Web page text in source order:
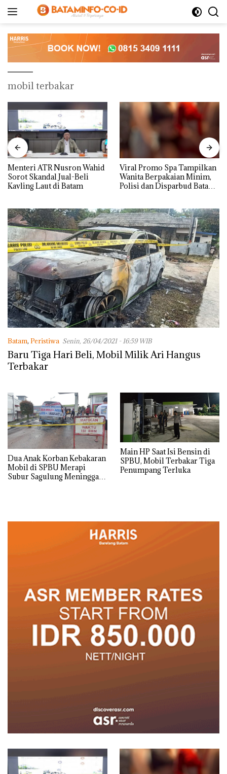
mobil terbakar
Menteri ATR Nusron Wahid
Sorot Skandal Jual-Beli
Kavling Laut di Batam
Viral Promo Spa Tampilkan
Wanita Berpakaian Minim,
Polisi dan Disparbud Batam
Batam, Peristiwa Senin, 26/04/2021 - 16:59 WIB
Baru Tiga Hari Beli, Mobil Milik Ari Hangus
Terbakar
Dua Anak Korban Kebakaran
Mobil di SPBU Merapi
Subur Sagulung Meninggal
Main HP Saat Isi Bensin di
SPBU, Mobil Terbakar Tiga
Penumpang Terluka